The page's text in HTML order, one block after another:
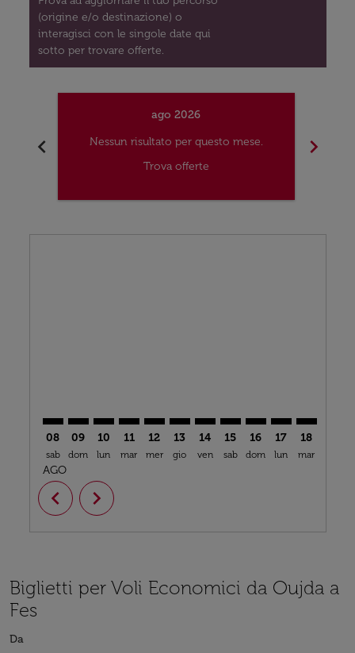
(origine e/o destinazione) o
interagisci con le singole date qui
sotto per trovare offerte.
chevron_left
ago 2026
Nessun risultato per questo mese.
Trova offerte
chevron_right
08
sab
AGO
09
dom
10
lun
11
mar
12
mer
13
gio
14
ven
15
sab
16
dom
17
lun
18
mar
chevron_left chevron_right
Biglietti per Voli Economici da Oujda a
Fes
Da